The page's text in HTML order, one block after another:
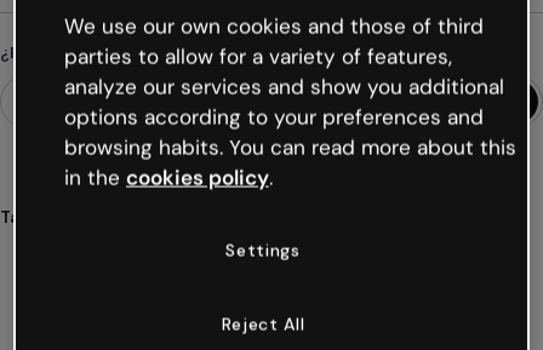
¿Buscas algo diferente?
Tags
preescolar
We use our own cookies and those of third
parties to allow for a variety of features,
analyze our services and show you additional
options according to your preferences and
browsing habits. You can read more about this
in the cookies policy.
Settings
Reject All